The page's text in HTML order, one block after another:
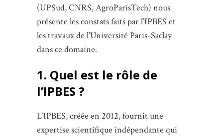
(UPSud, CNRS, AgroParisTech) nous
présente les constats faits par l’IPBES et
les travaux de l’Université Paris-Saclay
dans ce domaine.
1. Quel est le rôle de
l’IPBES ?
L’IPBES, créée en 2012, fournit une
expertise scientifique indépendante qui